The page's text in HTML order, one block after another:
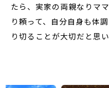
たら、実家の両親なりマ
り頼って、自分自身も体
り切ることが大切だと思い